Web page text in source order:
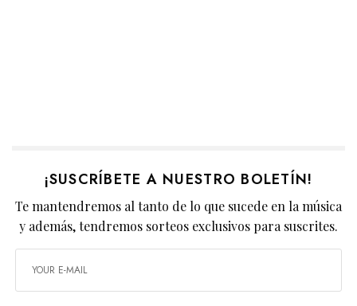
¡SUSCRÍBETE A NUESTRO BOLETÍN!
Te mantendremos al tanto de lo que sucede en la música
y además, tendremos sorteos exclusivos para suscrites.